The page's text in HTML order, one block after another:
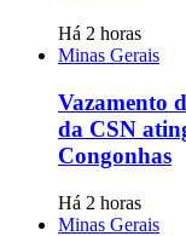
Há 2 horas
Minas Gerais
Vazamento
da CSN
Congonhas
Há 2 horas
Minas Gerais